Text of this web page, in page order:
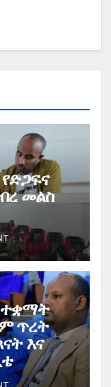
መልስ
ተቋማት
ጥረት
እና